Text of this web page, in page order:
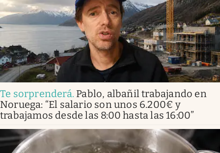
Te sorprenderá. Pablo, albañil trabajando en
Noruega: “El salario son unos 6.200€ y
trabajamos desde las 8:00 hasta las 16:00”